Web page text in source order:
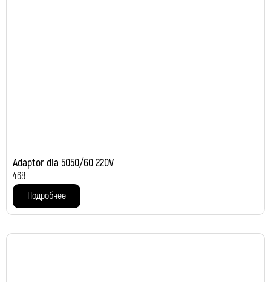
Adaptor dla 5050/60 220V
468
Подробнее